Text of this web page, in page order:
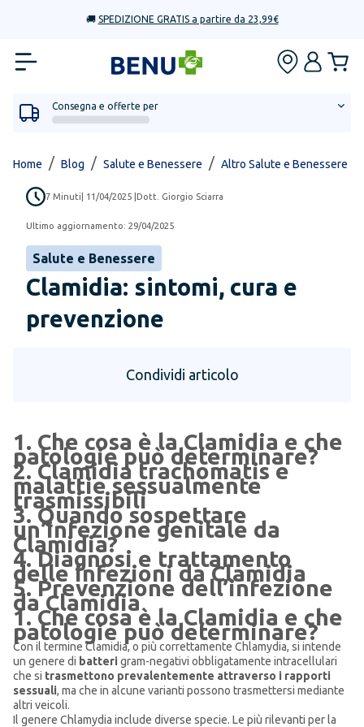
🚚 SPEDIZIONE GRATIS a partire da 23,99€
Consegna e offerte per
Home / Blog / Salute e Benessere / Altro Salute e Benessere
7 Minuti 11/04/2025 Dott. Giorgio Sciarra
Ultimo aggiornamento: 29/04/2025
Salute e Benessere
Clamidia: sintomi, cura e
prevenzione
Condividi articolo
1. Che cosa è la Clamidia e che
patologie può determinare?
2. Clamidia trachomatis e
malattie sessualmente
trasmissibili
3. Quando sospettare
un’infezione genitale da
Clamidia?
4. Diagnosi e trattamento
delle infezioni da Clamidia
5. Prevenzione dell’infezione
da Clamidia
1. Che cosa è la Clamidia e che
patologie può determinare?
Con il termine Clamidia, o più correttamente Chlamydia, si intende
un genere di batteri gram-negativi obbligatamente intracellulari
che si trasmettono prevalentemente attraverso i rapporti
sessuali, ma che in alcune varianti possono trasmettersi mediante
altri veicoli.
Il genere Chlamydia include diverse specie. Le più rilevanti per la